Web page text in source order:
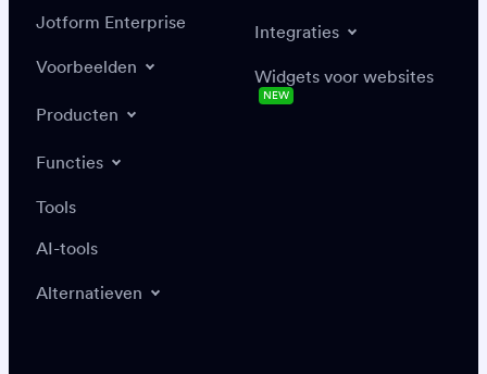
Jotform Enterprise
Voorbeelden
Producten
Functies
Tools
AI-tools
Alternatieven
Integraties
Widgets voor websites
NEW